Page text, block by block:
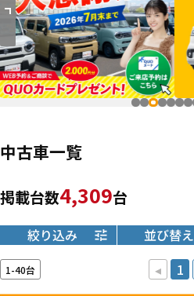
中古車一覧
掲載台数4,309台
絞り込み 並び替え
1-40台 ◂ 1